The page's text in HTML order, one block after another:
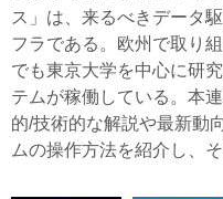
ス」は、来るべきデータ
フラである。欧州で取り
でも東京大学を中心に研
テムが稼働している。本
的/技術的な解説や最新動
ムの操作方法を紹介し、